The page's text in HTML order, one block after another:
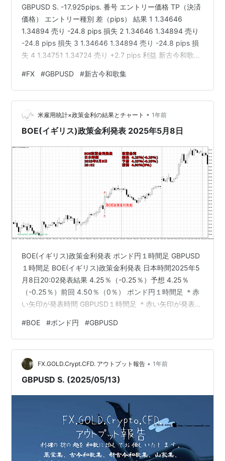
GBPUSD S. -17.925pips. 番号 エントリー価格 TP（決済
価格） エントリー種別 差（pips） 結果 1 1.34646
1.34894 売り -24.8 pips 損失 2 1.34646 1.34894 売り
-24.8 pips 損失 3 1.34646 1.34894 売り -24.8 pips 損
失 4 1.34751 1.34724 売り +2.7 pips 利益 新古今和歌集
と郭公 心のかぎり 待ちぞわびしき
tagiri.hatenablog.com Track all markets on …
#FX #GBPUSD #新古今和歌集
米雇用統計×政策金利の結果とチャート • 1年前
BOE(イギリス)政策金利発表 2025年5月8日
BOE(イギリス)政策金利発表 ポンド円１時間足 GBPUSD
１時間足 BOE(イギリス)政策金利発表 日本時間2025年5
月8日20:02発表結果 4.25％（-0.25％）予想 4.25％
（-0.25％）前回 4.50％（0％） ポンド円１時間足 ＊赤
い矢印が発表時間 GBPUSD１時間足 ＊赤い矢印が発表時
し夏時間で6時間、冬時間で7時間の差が有ります。 ＊
MT5の標準設定はニューヨーク市場の時間を基準とした
GMT時間に設定されています。 fx-
koyoutoukei.hatenablog.com
#BOE #ポンド円 #GBPUSD
FX.GOLD.Crypt.CFD. アウトプット報告 • 1年前
GBPUSD S. (2025/05/13)